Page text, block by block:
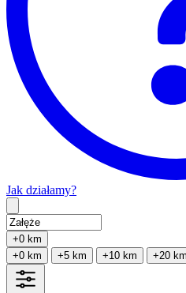
Jak działamy?
+0 km
+0 km
+5 km +10 km +20 km